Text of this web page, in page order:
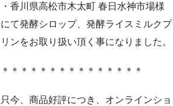
・香川県高松市木太町 春日水神市場様
にて発酵シロップ、発酵ライスミルクプ
リンをお取り扱い頂く事になりました。
＊＊＊＊＊＊＊＊＊＊＊＊＊＊＊
只今、商品好評につき、オンラインショ